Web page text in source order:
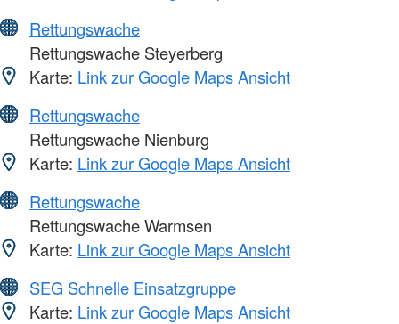
Rettungswache
Rettungswache Steyerberg
Karte: Link zur Google Maps Ansicht
Rettungswache
Rettungswache Nienburg
Karte: Link zur Google Maps Ansicht
Rettungswache
Rettungswache Warmsen
Karte: Link zur Google Maps Ansicht
SEG Schnelle Einsatzgruppe
Karte: Link zur Google Maps Ansicht